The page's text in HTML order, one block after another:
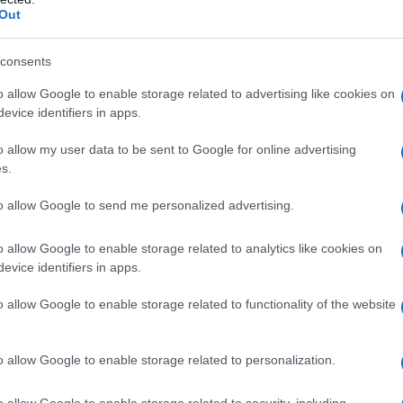
allow Google to enable storage related to advertising like cookies on
identifiers in apps.
allow my user data to be sent to Google for online advertising
allow Google to send me personalized advertising.
allow Google to enable storage related to analytics like cookies on
identifiers in apps.
allow Google to enable storage related to functionality of the website
allow Google to enable storage related to personalization.
80 Lattosio anidro Lattosio monoidrato
della compressa: Biossido di titanio (E 171)
(E 132)
età fertile (vedere paragrafo 4.6). Episodi
Insufficienza epatica, compresa la
uterino di natura imprecisata. Evista non
è stata adeguatamente studiata.
al giorno per somministrazione orale,